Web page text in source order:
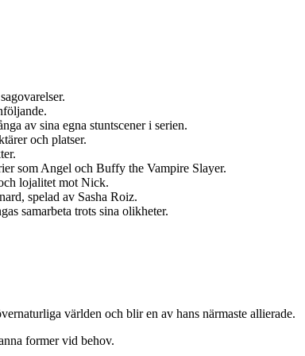
av sina egna stuntscener i serien.
och platser.
som Angel och Buffy the Vampire Slayer.
lojalitet mot Nick.
spelad av Sasha Roiz.
samarbeta trots sina olikheter.
världen och blir en av hans närmaste allierade.
former vid behov.